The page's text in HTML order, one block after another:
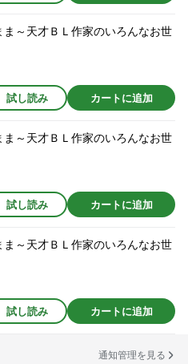
ま～天才ＢＬ作家のいろんなお世
試し読み カートに追加
ま～天才ＢＬ作家のいろんなお世
試し読み カートに追加
ま～天才ＢＬ作家のいろんなお世
試し読み カートに追加
通知管理を見る